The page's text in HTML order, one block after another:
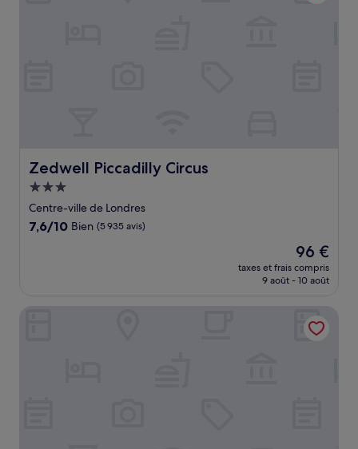
Zedwell Piccadilly Circus
Zedwell Piccadilly Circus
Hébergement
3.0 étoiles
Centre-ville de Londres
7.6
7,6/10 Bien (5 935 avis)
Le
nouveau
prix
de
96 €
96 €
taxes et frais compris
9 août - 10 août